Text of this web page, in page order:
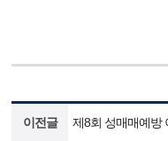
이전글 제8회 성매매예방